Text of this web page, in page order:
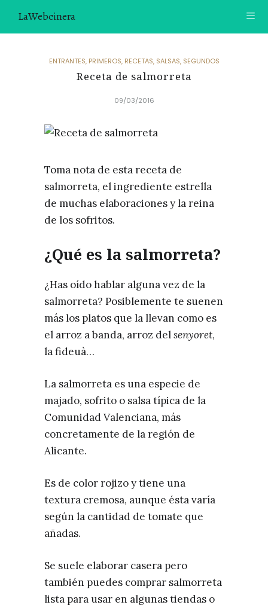
LaWebcinera
VIDEORECETAS
SOBRE MÍ
ÓMICA?
ÚNETE A LA NEWSLETTER
RECOMENDACIONES
ENTRANTES, PRIMEROS, RECETAS, SALSAS, SEGUNDOS
Receta de salmorreta
09/03/2016
Toma nota de esta receta de
salmorreta, el ingrediente estrella
de muchas elaboraciones y la reina
de los sofritos.
¿Qué es la salmorreta?
¿Has oído hablar alguna vez de la
salmorreta? Posiblemente te suenen
más los platos que la llevan como es
el arroz a banda, arroz delsenyoret,
la fideuà…
La salmorreta es una especie de
majado, sofrito o salsa típica de la
Comunidad Valenciana, más
concretamente de la región de
Alicante.
Es de color rojizo y tiene una
textura cremosa, aunque ésta varía
según la cantidad de tomate que
añadas.
Se suele elaborar casera pero
también puedes comprar salmorreta
lista para usar en algunas tiendas o